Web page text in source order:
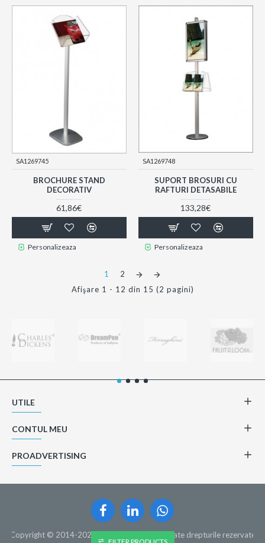
SA1269745
BROCHURE STAND
DECORATIV
61,86€
Personalizeaza
SA1269748
SUPORT BROSURI CU
RAFTURI DETASABILE
133,28€
Personalizeaza
1
2
Afişare 1 - 12 din 15 (2 pagini)
UTILE
CONTUL MEU
PROADVERTISING
Copyright © 2014-2021, Proadvertising.ro, Toate drepturile rezervate